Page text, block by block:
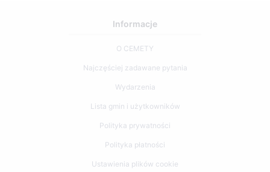
Informacje
O CEMETY
Najczęściej zadawane pytania
Wydarzenia
Lista gmin i użytkowników
Polityka prywatności
Polityka płatności
Ustawienia plików cookie